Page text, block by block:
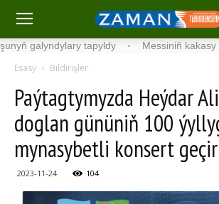
tapyldy · Messiniň kakasy
Esasy Bildirişler
Paýtagtymyzda Heýdar
doglan gününiň 100
mynasybetli konsert
2023-11-24 104